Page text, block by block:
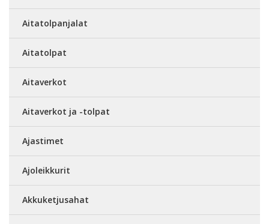
Aitatolpanjalat
Aitatolpat
Aitaverkot
Aitaverkot ja -tolpat
Ajastimet
Ajoleikkurit
Akkuketjusahat